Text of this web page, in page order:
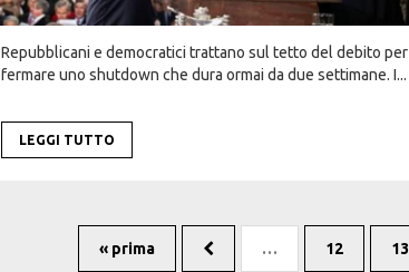
Repubblicani e democratici trattano sul tetto del debito per
fermare uno shutdown che dura ormai da due settimane. I...
LEGGI TUTTO
« prima … 12 13